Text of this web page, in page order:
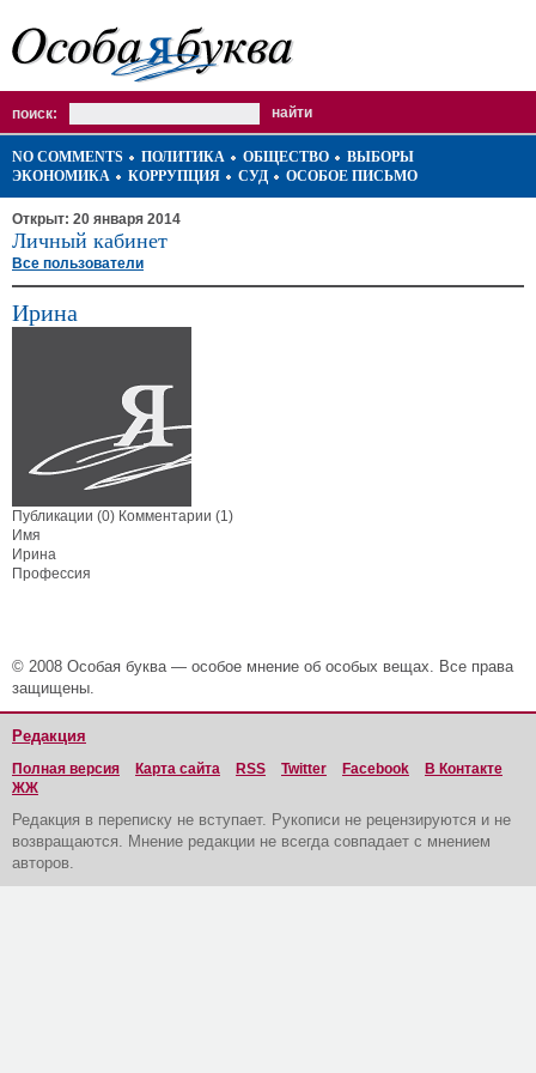
поиск:
NO COMMENTS ПОЛИТИКА ОБЩЕСТВО
ВЫБОРЫ
ЭКОНОМИКА
КОРРУПЦИЯ СУД ОСОБОЕ ПИСЬМО
Открыт: 20 января 2014
Личный кабинет
Все пользователи
Ирина
Публикации (0) Комментарии (1)
Имя
Ирина
Профессия
© 2008 Особая буква — особое мнение об особых вещах. Все права
защищены.
Редакция
Полная версия Карта сайта RSS Twitter Facebook
В Контакте
ЖЖ
Редакция в переписку не вступает. Рукописи не рецензируются и не
возвращаются. Мнение редакции не всегда совпадает с мнением
авторов.